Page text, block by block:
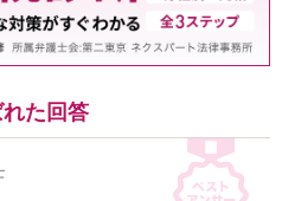
た回答